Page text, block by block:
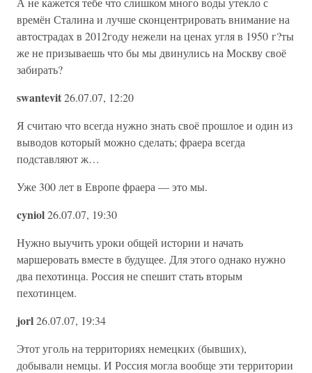
времён Сталина и лучше сконцентрировать внимание на
автострадах в 2012году нежели на ценах угля в 1950 г?ты
же не призываешь что бы мы двинулись на Москву своё
забирать?
swantevit26.07.07, 12:20
Я считаю что всегда нужно знать своё прошлое и один из
выводов который можно сделать; фраера всегда
подставляют ж…
Уже 300 лет в Европе фраера — это мы.
cyniol26.07.07, 19:30
Нужно выучить уроки общей истории и начать
маршеровать вместе в будущее. Для этого однако нужно
два пехотинца. Россия не спешит стать вторым
пехотинцем.
jorl26.07.07, 19:34
Этот уголь на территориях немецких (бывших),
добывали немцы. И Россия могла вообще эти территории